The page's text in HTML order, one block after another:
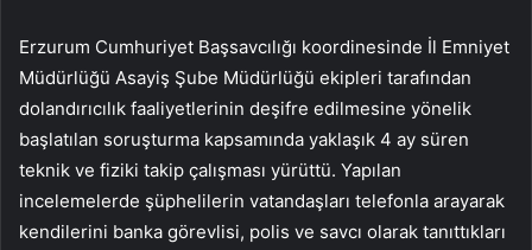
Erzurum Cumhuriyet Başsavcılığı koordinesinde İl Emniyet
Müdürlüğü Asayiş Şube Müdürlüğü ekipleri tarafından
dolandırıcılık faaliyetlerinin deşifre edilmesine yönelik
başlatılan soruşturma kapsamında yaklaşık 4 ay süren
teknik ve fiziki takip çalışması yürüttü. Yapılan
incelemelerde şüphelilerin vatandaşları telefonla arayarak
kendilerini banka görevlisi, polis ve savcı olarak tanıttıkları